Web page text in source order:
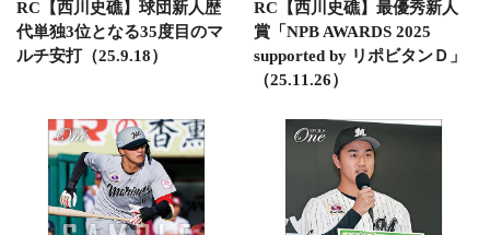
RC【西川史礁】球団新人歴
代単独3位となる35度目のマ
ルチ安打（25.9.18）
RC【西川史礁】最優秀新人
賞「NPB AWARDS 2025
supported by リポビタンＤ」
（25.11.26）